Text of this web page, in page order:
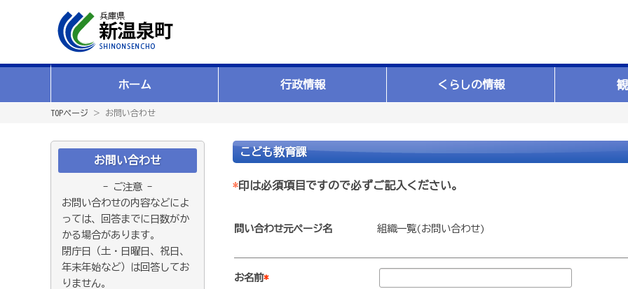
ホーム 行政情報 くらしの情報
TOPページ ＞ お問い合わせ
お問い合わせ
- ご注意 -
お問い合わせの内容などによ
っては、回答までに日数がか
かる場合があります。
閉庁日（土・日曜日、祝日、
年末年始など）は回答してお
りません。
こども教育課
*印は必須項目ですので必ずご記入ください。
問い合わせ元ページ名 組織一覧(お問い合わせ)
お名前*